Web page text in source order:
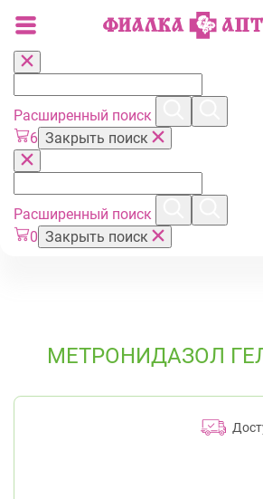
Расширенный поиск
6 Закрыть поиск
Расширенный поиск
0 Закрыть поиск
МЕТРОНИДАЗОЛ